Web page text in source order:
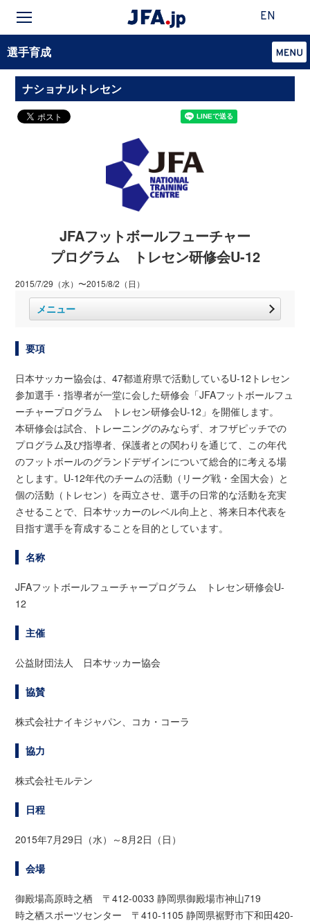
EN
選手育成
ナショナルトレセン
JFAフットボールフューチャー
プログラム トレセン研修会U-12
2015/7/29（水）〜2015/8/2（日）
メニュー
要項
日本サッカー協会は、47都道府県で活動しているU-12トレセン
参加選手・指導者が一堂に会した研修会「JFAフットボールフュ
ーチャープログラム トレセン研修会U-12」を開催します。
本研修会は試合、トレーニングのみならず、オフザピッチでの
プログラム及び指導者、保護者との関わりを通じて、この年代
のフットボールのグランドデザインについて総合的に考える場
とします。U-12年代のチームの活動（リーグ戦・全国大会）と
個の活動（トレセン）を両立させ、選手の日常的な活動を充実
させることで、日本サッカーのレベル向上と、将来日本代表を
目指す選手を育成することを目的としています。
名称
JFAフットボールフューチャープログラム トレセン研修会U-
12
主催
公益財団法人 日本サッカー協会
協賛
株式会社ナイキジャパン、コカ・コーラ
協力
株式会社モルテン
日程
2015年7月29日（水）～8月2日（日）
会場
御殿場高原時之栖 〒412-0033 静岡県御殿場市神山719
時之栖スポーツセンター 〒410-1105 静岡県裾野市下和田420-